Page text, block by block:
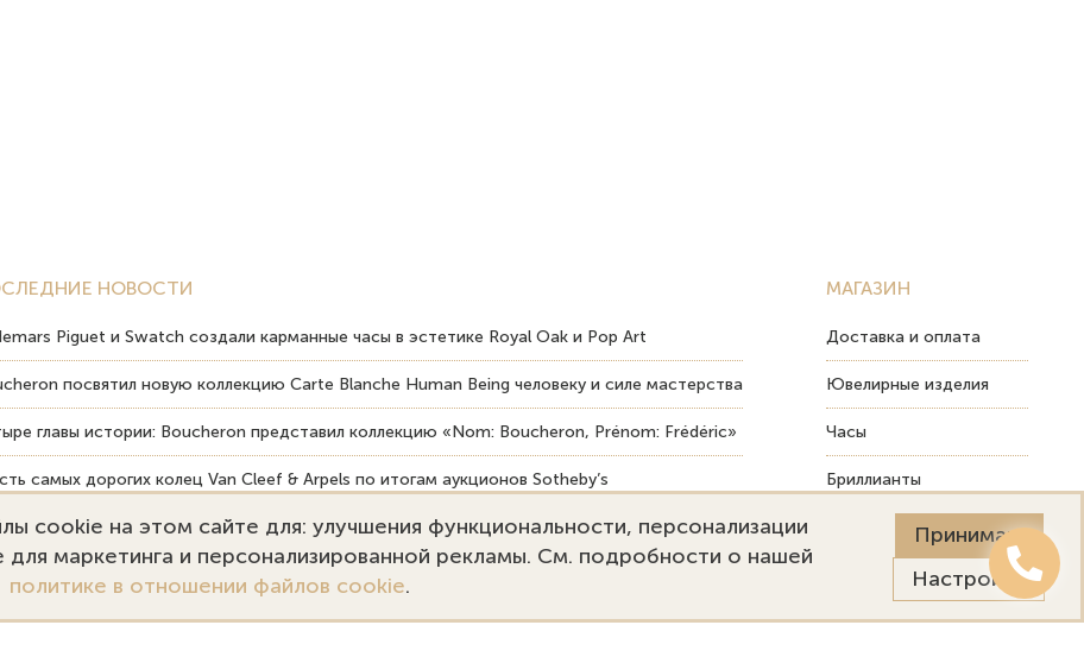
НОВОСТИ
Piguet и Swatch создали карманные часы в эстетике Royal Oak и Pop Art
посвятил новую коллекцию Carte Blanche Human Being человеку и силе мастерства
главы истории: Boucheron представил коллекцию «Nom: Boucheron, Prénom: Frédéric»
самых дорогих колец Van Cleef & Arpels по итогам аукционов Sotheby’s
твердость драгоценных камней влияет на долговечность ювелирных изделий
МАГАЗИН
Доставка и оплата
Ювелирные изделия
Часы
Бриллианты
Пост-продажный сервис
cookie на этом сайте для: улучшения функциональности, персонализации
маркетинга и персонализированной рекламы. См. подробности о нашей
политике в отношении файлов cookie.
Принимаю
Настройки